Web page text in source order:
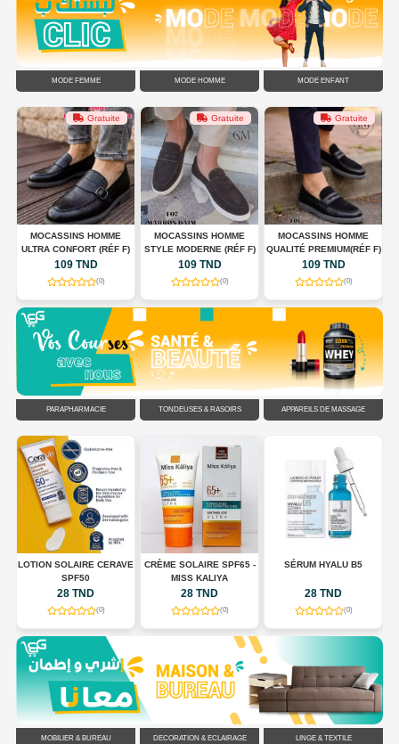
MODE FEMME MODE HOMME MODE ENFANT
Gratuite
MOCASSINS HOMME
ULTRA CONFORT (RÉF F)
109 TND
(0)
Gratuite
MOCASSINS HOMME
STYLE MODERNE (RÉF F)
109 TND
(0)
Gratuite
MOCASSINS HOMME
QUALITÉ PREMIUM(RÉF F)
109 TND
(0)
PARAPHARMACIE TONDEUSES & RASOIRS APPAREILS DE MASSAGE
LOTION SOLAIRE CERAVE
SPF50
28 TND
(0)
CRÈME SOLAIRE SPF65 -
MISS KALIYA
28 TND
(0)
SÉRUM HYALU B5
28 TND
(0)
MOBILIER & BUREAU DÉCORATION & ÉCLAIRAGE LINGE & TEXTILE